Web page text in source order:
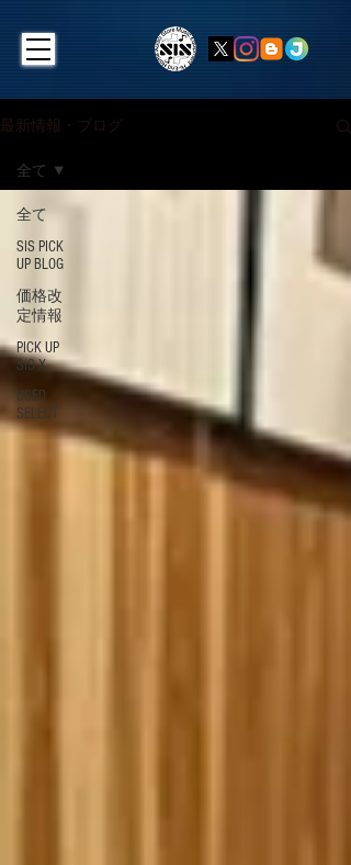
最新情報・ブログ
全て
SIS PICK
UP BLOG
価格改
定情報
PICK UP
SIS X
USED
SELECT
全て